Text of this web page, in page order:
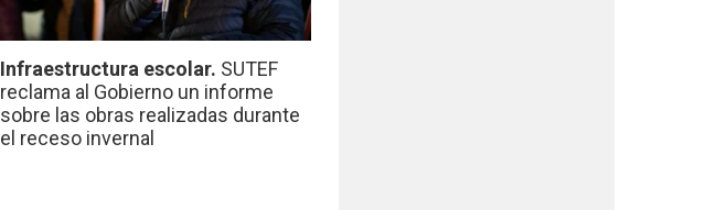
Infraestructura escolar. SUTEF
reclama al Gobierno un informe
sobre las obras realizadas durante
el receso invernal